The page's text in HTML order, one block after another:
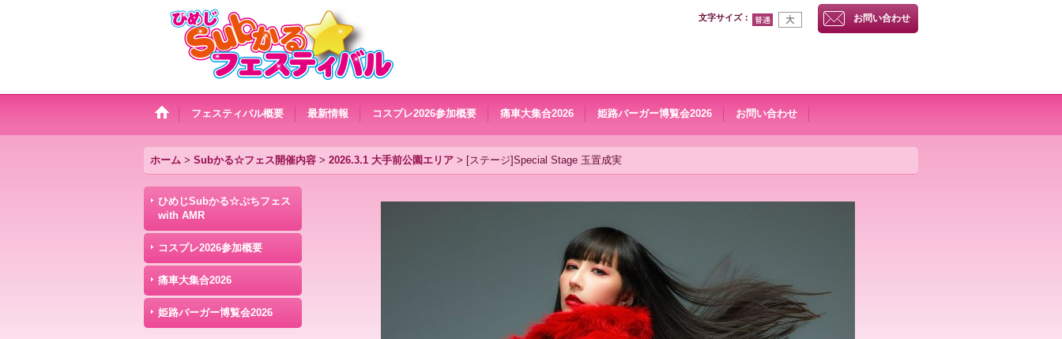
お問い合わせ
文字サイズ：
フェスティバル概要 最新情報 コスプレ2026参加概要 痛車大集合2026 姫路バーガー博覧会2026 お問い合わせ
ホーム > Subかる☆フェス開催内容 > 2026.3.1 大手前公園エリア > [ステージ]Special Stage 玉置成実
ひめじSubかる☆ぷちフェス
with AMR
コスプレ2026参加概要
痛車大集合2026
姫路バーガー博覧会2026